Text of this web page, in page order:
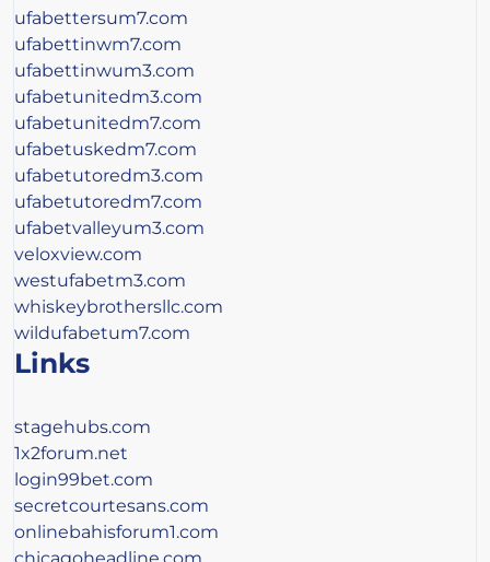
ufabettersum7.com
ufabettinwm7.com
ufabettinwum3.com
ufabetunitedm3.com
ufabetunitedm7.com
ufabetuskedm7.com
ufabetutoredm3.com
ufabetutoredm7.com
ufabetvalleyum3.com
veloxview.com
westufabetm3.com
whiskeybrothersllc.com
wildufabetum7.com
Links
stagehubs.com
1x2forum.net
login99bet.com
secretcourtesans.com
onlinebahisforum1.com